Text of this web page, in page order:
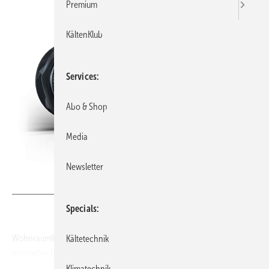
Wohnraumlüftungsanlagen verbessern die Raumluft im Vergleich zur
Premium
KältenKlub
Services
Abo & Shop
Media
Newsletter
Specials
Kältetechnik